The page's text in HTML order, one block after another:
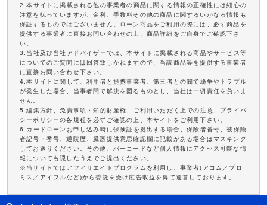
2.本サイトに掲載される他の事業者の商品に関する情報の正確性には細心の
注意を払っていますが、金利、手数料その他の商品に関するいかなる情報も
保証するものではございません。ローン商品をご利用の際には、必ず商品を
提供する事業者に直接お問い合わせの上、商品詳細をご自身でご確認下さ
い。
3.当社及び当社アドバイザーでは、本サイトに掲載される商品やサービス等
についてのご質問には回答致しかねますので、当該商品等を提供する事業者
に直接お問い合わせ下さい。
4.本サイトに関して、利用者と提携事業者、第三者との間で紛争やトラブル
が発生した場合、当事者間で解決を図るものとし、当社は一切責任を負いま
せん。
5.編集方針、免責事項・知的財産権、ご利用いただく上での注意、プライバ
シーポリシーの各規程を必ずご確認の上、本サイトをご利用下さい。
6.カードローンお申し込み時に保険証を提出する場合、保険者番号、被保険
者記号・番号、通院歴、臓器提供意思確認欄に記載がある場合はマスキング
してお送りください。その他、バーコードなど個人情報にアクセス可能な情
報についても隠したうえでご提出ください。
※当サイトではアフィリエイトプログラムを利用し、事業者(アコム／プロ
ミス／アイフルなど)から委託を受け広告収益を得て運営しております。